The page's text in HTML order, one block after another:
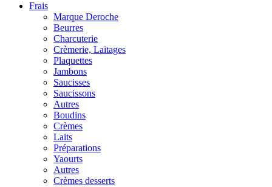
Frais
Marque Deroche
Beurres
Charcuterie
Crèmerie, Laitages
Plaquettes
Jambons
Saucisses
Saucissons
Autres
Boudins
Crèmes
Laits
Préparations
Yaourts
Autres
Crèmes desserts